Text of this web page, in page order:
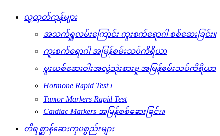
လူ့ထုတ်ကုန်များ
အသက်ရှူလမ်းကြောင်း ကူးစက်ရောဂါ စစ်ဆေးခြင်း။
ကူးစက်ရောဂါ အမြန်စမ်းသပ်ကိရိယာ
မူးယစ်ဆေးဝါးအလွဲသုံးစားမှု အမြန်စမ်းသပ်ကိရိယာ
Hormone Rapid Test ၊
Tumor Markers Rapid Test
Cardiac Markers အမြန်စစ်ဆေးခြင်း။
တိရစ္ဆာန်ဆေးကုပစ္စည်းများ